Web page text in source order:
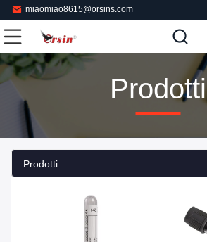
miaomiao8615@orsins.com
Prodotti
Prodotti